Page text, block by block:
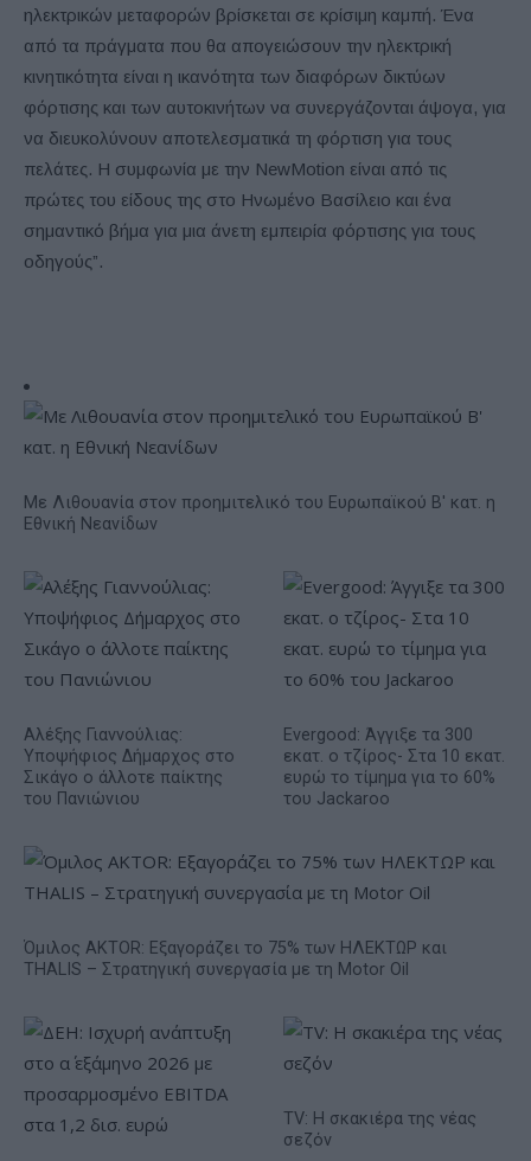
ηλεκτρικών μεταφορών βρίσκεται σε κρίσιμη καμπή. Ένα
από τα πράγματα που θα απογειώσουν την ηλεκτρική
κινητικότητα είναι η ικανότητα των διαφόρων δικτύων
φόρτισης και των αυτοκινήτων να συνεργάζονται άψογα, για
να διευκολύνουν αποτελεσματικά τη φόρτιση για τους
πελάτες. Η συμφωνία με την NewMotion είναι από τις
πρώτες του είδους της στο Ηνωμένο Βασίλειο και ένα
σημαντικό βήμα για μια άνετη εμπειρία φόρτισης για τους
οδηγούς”.
Με Λιθουανία στον προημιτελικό του Ευρωπαϊκού Β' κατ. η
Εθνική Νεανίδων
Αλέξης Γιαννούλιας:
Υποψήφιος Δήμαρχος στο
Σικάγο ο άλλοτε παίκτης
του Πανιώνιου
Evergood: Άγγιξε τα 300
εκατ. ο τζίρος- Στα 10 εκατ.
ευρώ το τίμημα για το 60%
του Jackaroo
Όμιλος AKTOR: Εξαγοράζει το 75% των ΗΛΕΚΤΩΡ και
THALIS – Στρατηγική συνεργασία με τη Motor Oil
TV: Η σκακιέρα της νέας
σεζόν